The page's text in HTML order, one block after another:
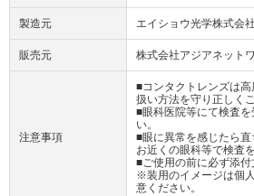
製造元 エイショウ光学株式会社
販売元 株式会社アジアネット
注意事項
■コンタクトレンズは
扱い方法を守り正しく
■眼科医院等にて検査
い。
■眼に異常を感じたら直
お近くの眼科等で検査
■ご使用の前に必ず添付
※装用のイメージは個
意ください。